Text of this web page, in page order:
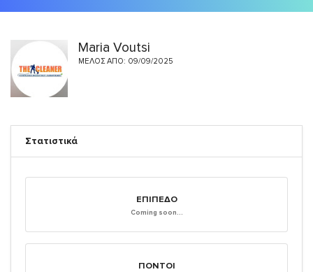
Maria Voutsi
ΜΈΛΟΣ ΑΠΌ: 09/09/2025
Στατιστικά
ΕΠΊΠΕΔΟ
Coming soon...
ΠΌΝΤΟΙ